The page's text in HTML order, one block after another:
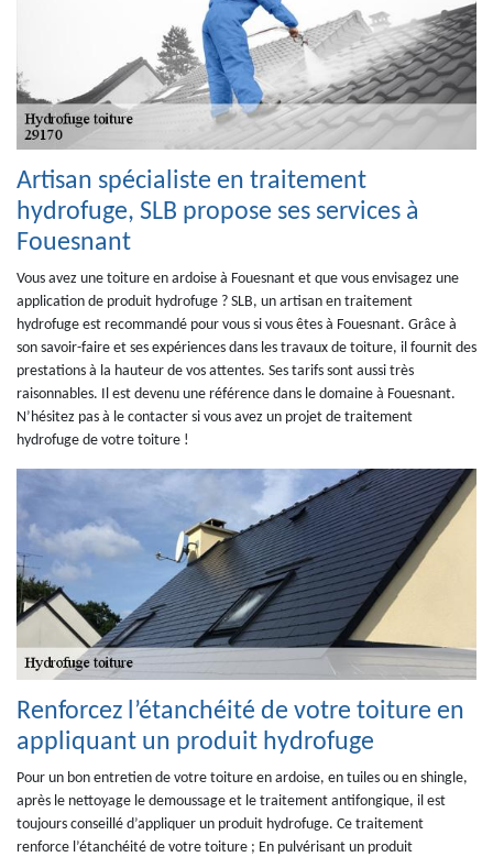
Artisan spécialiste en traitement
hydrofuge, SLB propose ses services à
Fouesnant
Vous avez une toiture en ardoise à Fouesnant et que vous envisagez une
application de produit hydrofuge ? SLB, un artisan en traitement
hydrofuge est recommandé pour vous si vous êtes à Fouesnant. Grâce à
son savoir-faire et ses expériences dans les travaux de toiture, il fournit des
prestations à la hauteur de vos attentes. Ses tarifs sont aussi très
raisonnables. Il est devenu une référence dans le domaine à Fouesnant.
N’hésitez pas à le contacter si vous avez un projet de traitement
hydrofuge de votre toiture !
Renforcez l’étanchéité de votre toiture en
appliquant un produit hydrofuge
Pour un bon entretien de votre toiture en ardoise, en tuiles ou en shingle,
après le nettoyage le demoussage et le traitement antifongique, il est
toujours conseillé d’appliquer un produit hydrofuge. Ce traitement
renforce l’étanchéité de votre toiture ; En pulvérisant un produit